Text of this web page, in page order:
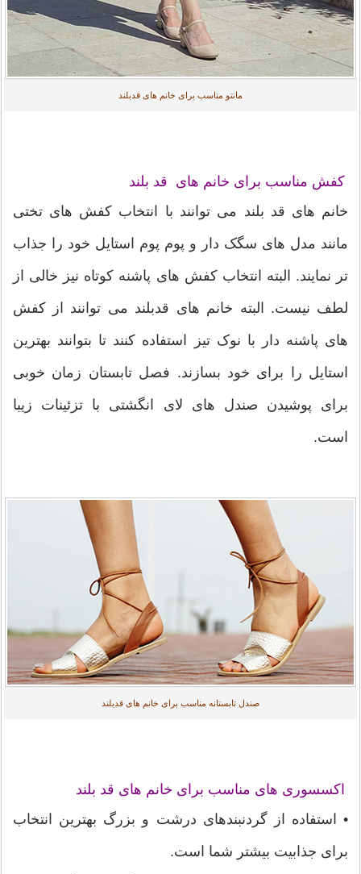
مانتو مناسب برای خانم های قدبلند
کفش مناسب برای خانم های قد بلند
خانم های قد بلند می توانند با انتخاب کفش های تختی
مانند مدل های سگک دار و پوم پوم استایل خود را جذاب
تر نمایند. البته انتخاب کفش های پاشنه کوتاه نیز خالی از
لطف نیست. البته خانم های قدبلند می توانند از کفش
های پاشنه دار با نوک تیز استفاده کنند تا بتوانند بهترین
استایل را برای خود بسازند. فصل تابستان زمان خوبی
برای پوشیدن صندل های لای انگشتی با تزئینات زیبا
است.
صندل تابستانه مناسب برای خانم های قدبلند
اکسسوری های مناسب برای خانم های قد بلند
• استفاده از گردنبندهای درشت و بزرگ بهترین انتخاب
برای جذابیت بیشتر شما است.